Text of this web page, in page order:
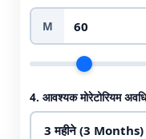
M
4. आवश्यक मोरेटोरियम